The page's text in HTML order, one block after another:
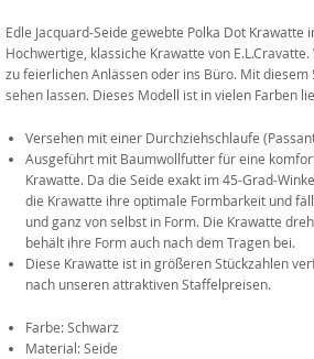
Edle Jacquard-Seide gewebte Polka Dot Krawatte
Hochwertige, klassiche Krawatte von
zu feierlichen Anlässen oder ins Büro. Mit diesem
sehen lassen. Dieses Modell ist in vielen Farben
Versehen mit einer Durchziehschlaufe
Ausgeführt mit Baumwollfutter für eine
Krawatte. Da die Seide exakt im 45-Grad-
die Krawatte ihre optimale Formbarkeit und
und ganz von selbst in Form. Die Krawatte
behält ihre Form auch nach dem Tragen bei.
Diese Krawatte ist in größeren Stückzahlen
nach unseren attraktiven Staffelpreisen.
Farbe: Schwarz
Material: Seide